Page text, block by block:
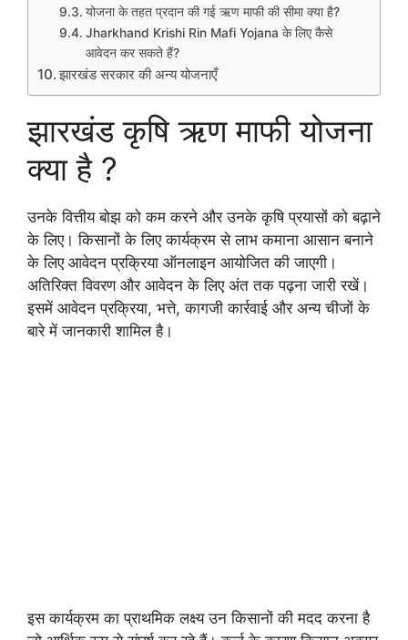
योजना के तहत प्रदान की गई ऋण माफी की सीमा क्या है?
Jharkhand Krishi Rin Mafi Yojana के लिए कैसे
आवेदन कर सकते हैं?
झारखंड सरकार की अन्य योजनाएँ
झारखंड कृषि ऋण माफी योजना
क्या है ?
उनके वित्तीय बोझ को कम करने और उनके कृषि प्रयासों को बढ़ाने
के लिए। किसानों के लिए कार्यक्रम से लाभ कमाना आसान बनाने
के लिए आवेदन प्रक्रिया ऑनलाइन आयोजित की जाएगी।
अतिरिक्त विवरण और आवेदन के लिए अंत तक पढ़ना जारी रखें।
इसमें आवेदन प्रक्रिया, भत्ते, कागजी कार्रवाई और अन्य चीजों के
बारे में जानकारी शामिल है।
इस कार्यक्रम का प्राथमिक लक्ष्य उन किसानों की मदद करना है